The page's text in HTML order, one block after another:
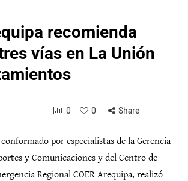
recomienda
vías en La Unión
0 0 Share
por especialistas de la Gerencia
y Comunicaciones y del Centro de
Regional COER Arequipa, realizó